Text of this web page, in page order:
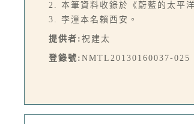
2. 本筆資料收錄於《蔚藍的太平
3. 李潼本名賴西安。
提供者: 祝建太
登錄號: NMTL20130160037-025